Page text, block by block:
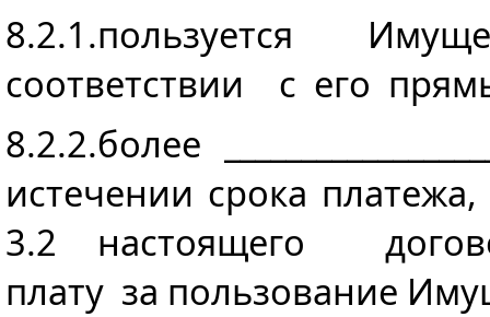
8.2.1.пользуется
соответствии с его
8.2.2.более
истечении срока
3.2 настоящего
плату за пользование